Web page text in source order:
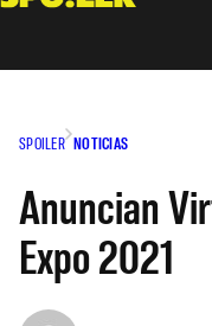
SPOILER NOTICIAS
Anuncian
Expo 2021